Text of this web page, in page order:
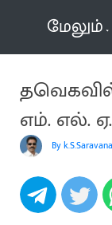
மேலும்
எம். எல்.
By